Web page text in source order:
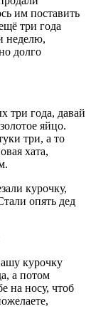
им поставить
три года
неделю,
долго
три года, давай
яйцо.
три, а то
хата,
курочку,
опять дед
курочку
а потом
на носу, чтоб